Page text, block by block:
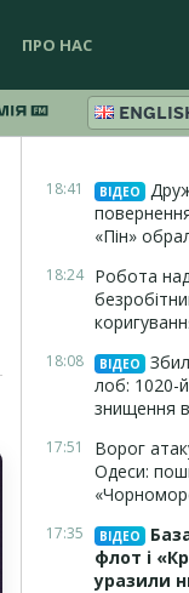
ПРО НАС
18:41 ВІДЕО
«Пін»
18:24 Робота
18:08 ВІДЕО
лоб: 1020-
знищення
17:51
Ворог
Одеси:
17:35 ВІДЕО
флот і
уразили